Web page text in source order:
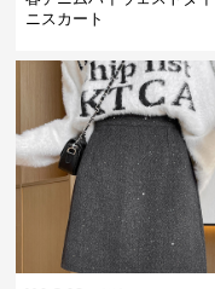
ニスカート